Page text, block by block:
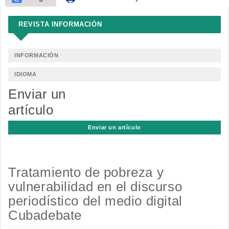
REVISTA INFORMACIÓN
INFORMACIÓN
IDIOMA
Enviar un
artículo
Enviar un artículo
Tratamiento de pobreza y
vulnerabilidad en el discurso
periodístico del medio digital
Cubadebate